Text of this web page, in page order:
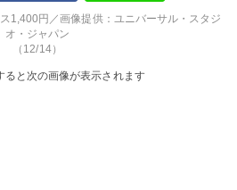
1,400円／画像提供：ユニバーサル・スタジ
オ・ジャパン
（12/14）
と次の画像が表示されます